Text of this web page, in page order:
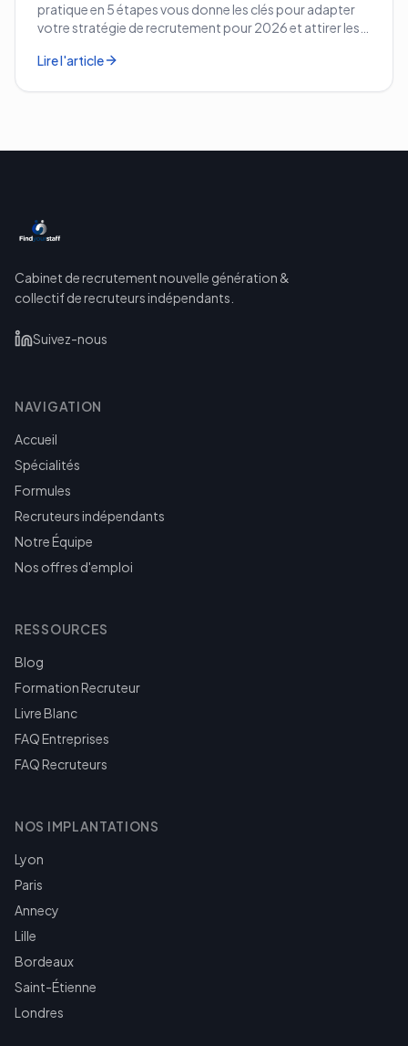
pratique en 5 étapes vous donne les clés pour adapter
votre stratégie de recrutement pour 2026 et attirer les
Lire l'article
Cabinet de recrutement nouvelle génération &
collectif de recruteurs indépendants.
Suivez-nous
NAVIGATION
Accueil
Spécialités
Formules
Recruteurs indépendants
Notre Équipe
Nos offres d'emploi
RESSOURCES
Blog
Formation Recruteur
Livre Blanc
FAQ Entreprises
FAQ Recruteurs
NOS IMPLANTATIONS
Lyon
Paris
Annecy
Lille
Bordeaux
Saint-Étienne
Londres